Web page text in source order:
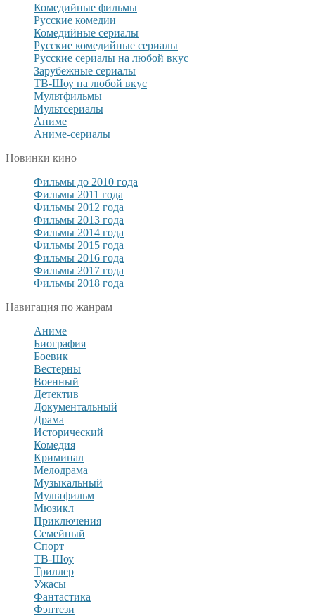
Комедийные фильмы
Русские комедии
Комедийные сериалы
Русские комедийные сериалы
Русские сериалы на любой вкус
Зарубежные сериалы
ТВ-Шоу на любой вкус
Мультфильмы
Мультсериалы
Аниме
Аниме-сериалы
Новинки кино
Фильмы до 2010 года
Фильмы 2011 года
Фильмы 2012 года
Фильмы 2013 года
Фильмы 2014 года
Фильмы 2015 года
Фильмы 2016 года
Фильмы 2017 года
Фильмы 2018 года
Навигация по жанрам
Аниме
Биография
Боевик
Вестерны
Военный
Детектив
Документальный
Драма
Исторический
Комедия
Криминал
Мелодрама
Музыкальный
Мультфильм
Мюзикл
Приключения
Семейный
Спорт
ТВ-Шоу
Триллер
Ужасы
Фантастика
Фэнтези